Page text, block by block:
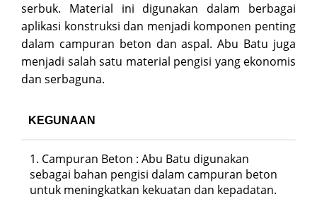
serbuk. Material ini digunakan dalam berbagai
aplikasi konstruksi dan menjadi komponen penting
dalam campuran beton dan aspal. Abu Batu juga
menjadi salah satu material pengisi yang ekonomis
dan serbaguna.
KEGUNAAN
1. Campuran Beton : Abu Batu digunakan
sebagai bahan pengisi dalam campuran beton
untuk meningkatkan kekuatan dan kepadatan.